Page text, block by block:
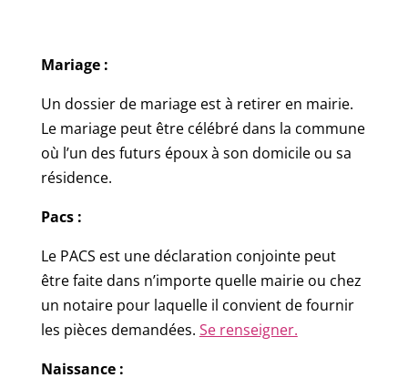
Mariage :
Un dossier de mariage est à retirer en mairie.
Le mariage peut être célébré dans la commune
où l’un des futurs époux à son domicile ou sa
résidence.
Pacs :
Le PACS est une déclaration conjointe peut
être faite dans n’importe quelle mairie ou chez
un notaire pour laquelle il convient de fournir
les pièces demandées. Se renseigner.
Naissance :